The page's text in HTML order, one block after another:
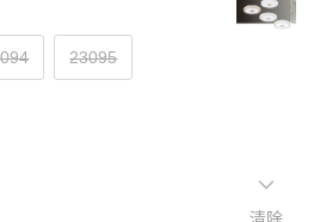
23095